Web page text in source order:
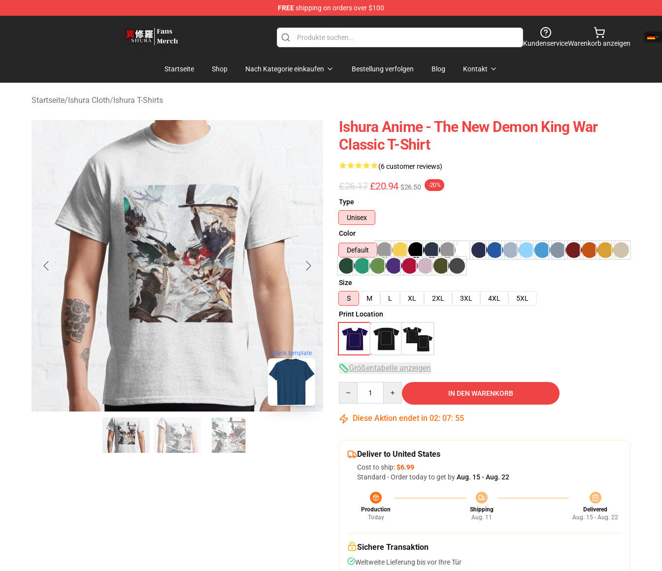
FREEshipping on orders over $100
KundenserviceWarenkorb anzeigen
Startseite Shop Nach Kategorie einkaufen Bestellung verfolgen Blog Kontakt
Startseite/Ishura Cloth/Ishura T-Shirts
blank template
Ishura Anime - The New Demon King War
Classic T-Shirt
(6 customer reviews)
£26.17 £20.94 $26.50 -20%
Type
Unisex
Color
Default
Size
S
M L XL 2XL 3XL 4XL
5XL
Print Location
Größentabelle anzeigen
IN DEN WARENKORB
Diese Aktion endet in 02: 07: 54
Deliver to United States
Cost to ship:$6.99
Standard - Order today to get byAug. 15 - Aug. 22
Production
Today
Shipping
Aug. 11
Delivered
Aug. 15 - Aug. 22
Sichere Transaktion
Weltweite Lieferung bis vor Ihre Tür